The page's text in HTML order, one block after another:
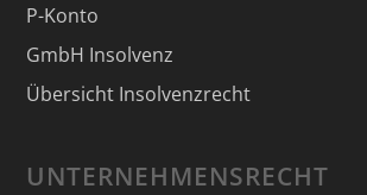
P-Konto
GmbH Insolvenz
Übersicht Insolvenzrecht
UNTERNEHMENSRECHT